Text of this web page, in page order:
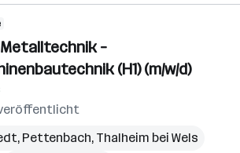
–
(H1) (m/w/d)
, Pettenbach, Thalheim bei Wels